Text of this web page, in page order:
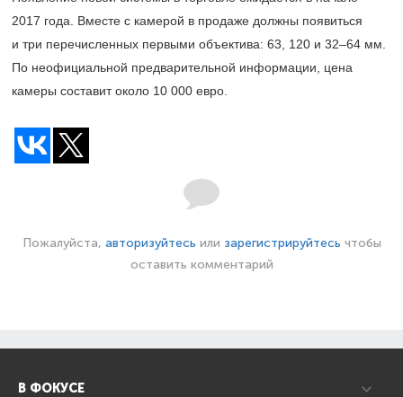
2017 года. Вместе с камерой в продаже должны появиться
и три перечисленных первыми объектива: 63, 120 и 32–64 мм.
По неофициальной предварительной информации, цена
камеры составит около 10 000 евро.
Пожалуйста, авторизуйтесь или зарегистрируйтесь чтобы
оставить комментарий
В ФОКУСЕ